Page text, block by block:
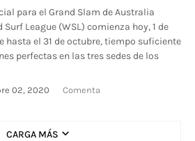
para el Grand Slam de Australia
League (WSL) comienza hoy, 1 de
hasta el 31 de octubre, tiempo suficiente
perfectas en las tres sedes de los
02, 2020 Comenta
CARGA MÁS